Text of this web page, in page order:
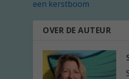
een kerstboom
OVER DE AUTEUR